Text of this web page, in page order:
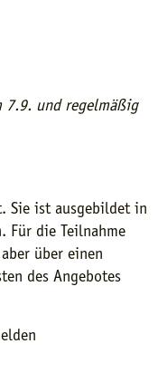
und regelmäßig
Sie ist ausgebildet in
Für die Teilnahme
über einen
des Angebotes